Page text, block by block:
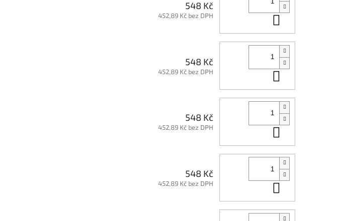
548 Kč
452,89 Kč bez DPH
548 Kč
452,89 Kč bez DPH
548 Kč
452,89 Kč bez DPH
548 Kč
452,89 Kč bez DPH